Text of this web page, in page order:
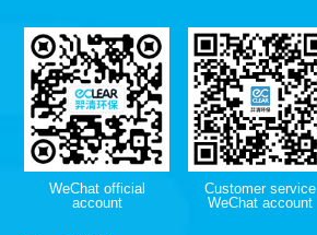
WeChat official
account
Customer service
WeChat account